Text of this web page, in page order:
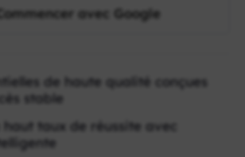
Commencer avec Google
de haute qualité conçues
stable
haut taux de réussite avec